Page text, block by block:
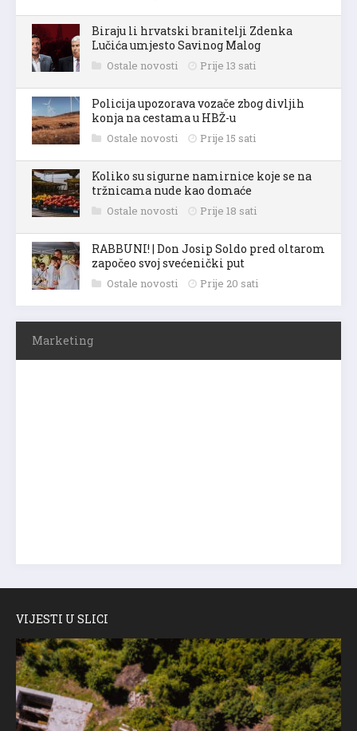
Biraju li hrvatski branitelji Zdenka
Lučića umjesto Savinog Malog
Ostale novosti Prije 13 sati
Policija upozorava vozače zbog divljih
konja na cestama u HBŽ-u
Ostale novosti Prije 15 sati
Koliko su sigurne namirnice koje se na
tržnicama nude kao domaće
Ostale novosti Prije 18 sati
RABBUNI! | Don Josip Soldo pred oltarom
započeo svoj svećenički put
Ostale novosti Prije 20 sati
Marketing
VIJESTI U SLICI